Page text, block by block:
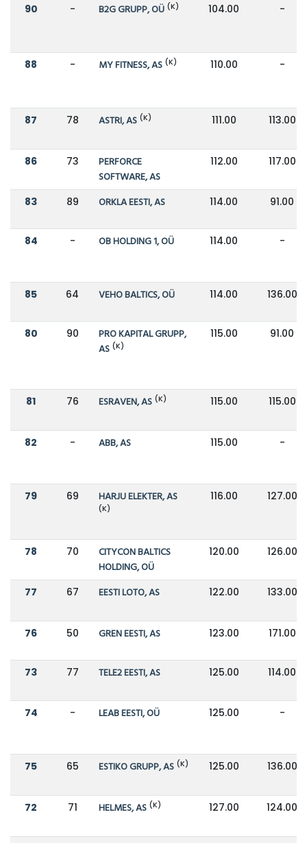
90 - B2G GRUPP, OÜ (K) 104.00 -
88 - MY FITNESS, AS (K) 110.00 -
87 78 ASTRI, AS (K) 111.00 113.00
86 73
PERFORCE
SOFTWARE, AS
112.00 117.00
83 89 ORKLA EESTI, AS 114.00 91.00
84 - OB HOLDING 1, OÜ 114.00 -
85 64 VEHO BALTICS, OÜ 114.00 136.00
80 90
PRO KAPITAL GRUPP,
AS (K)
115.00 91.00
81 76 ESRAVEN, AS (K) 115.00 115.00
82 - ABB, AS 115.00 -
79 69 HARJU ELEKTER, AS
(K)
116.00 127.00
78 70
CITYCON BALTICS
HOLDING, OÜ
120.00 126.00
77 67 EESTI LOTO, AS 122.00 133.00
76 50 GREN EESTI, AS 123.00 171.00
73 77 TELE2 EESTI, AS 125.00 114.00
74 - LEAB EESTI, OÜ 125.00 -
75 65 ESTIKO GRUPP, AS (K) 125.00 136.00
72 71 HELMES, AS (K) 127.00 124.00